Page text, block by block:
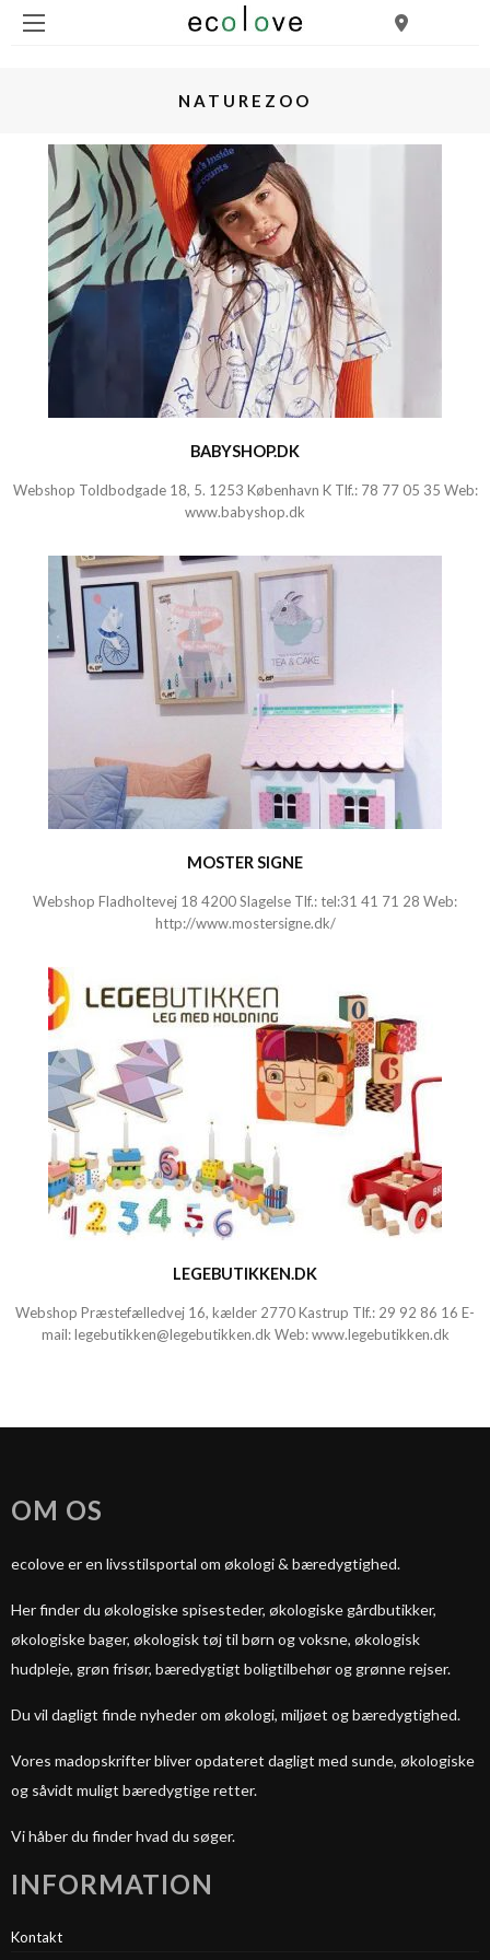
NATUREZOO
BABYSHOP.DK
Webshop Toldbodgade 18, 5. 1253 København K Tlf.: 78 77 05 35 Web:
www.babyshop.dk
MOSTER SIGNE
Webshop Fladholtevej 18 4200 Slagelse Tlf.: tel:31 41 71 28 Web:
http://www.mostersigne.dk/
LEGEBUTIKKEN.DK
Webshop Præstefælledvej 16, kælder 2770 Kastrup Tlf.: 29 92 86 16 E-
mail:legebutikken@legebutikken.dk Web:www.legebutikken.dk
OM OS
ecolove er en livsstilsportal om økologi & bæredygtighed.
Her finder du økologiske spisesteder, økologiske gårdbutikker,
økologiske bager, økologisk tøj til børn og voksne, økologisk
hudpleje, grøn frisør, bæredygtigt boligtilbehør og grønne rejser.
Du vil dagligt finde nyheder om økologi, miljøet og bæredygtighed.
Vores madopskrifter bliver opdateret dagligt med sunde, økologiske
og såvidt muligt bæredygtige retter.
Vi håber du finder hvad du søger.
INFORMATION
Kontakt